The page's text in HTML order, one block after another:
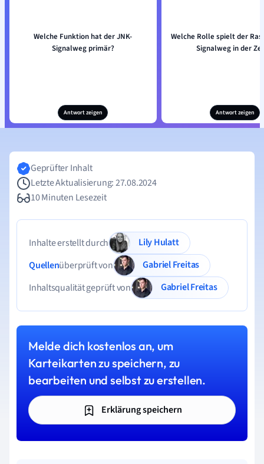
Welche Funktion hat der JNK-
Signalweg primär?
Antwort zeigen
Welche Rolle spielt der
Signalweg in der
Antwort zeigen
Geprüfter Inhalt
Letzte Aktualisierung: 27.08.2024
10 Minuten Lesezeit
Inhalte erstellt durch
Lily Hulatt
Quellenüberprüft von
Gabriel Freitas
Inhaltsqualität geprüft von
Gabriel Freitas
Melde dich kostenlos an, um
Karteikarten zu speichern, zu
bearbeiten und selbst zu erstellen.
Erklärung speichern